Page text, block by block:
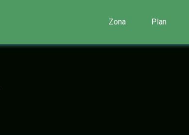
Zona Plan